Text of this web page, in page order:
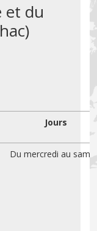
et du
Jours
Du mercredi au